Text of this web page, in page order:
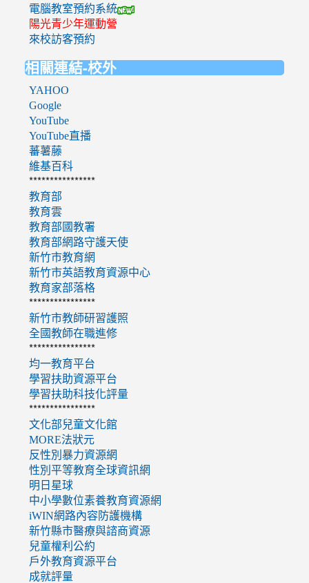
電腦教室預約系統
陽光青少年運動營
來校訪客預約
相關連結-校外
YAHOO
Google
YouTube
YouTube直播
蕃薯藤
維基百科
****************
教育部
教育雲
教育部國教署
教育部網路守護天使
新竹市教育網
新竹市英語教育資源中心
教育家部落格
****************
新竹市教師研習護照
全國教師在職進修
****************
均一教育平台
學習扶助資源平台
學習扶助科技化評量
****************
文化部兒童文化館
MORE法狀元
反性別暴力資源網
性別平等教育全球資訊網
明日星球
中小學數位素養教育資源網
iWIN網路內容防護機構
新竹縣市醫療與諮商資源
兒童權利公約
戶外教育資源平台
成就評量